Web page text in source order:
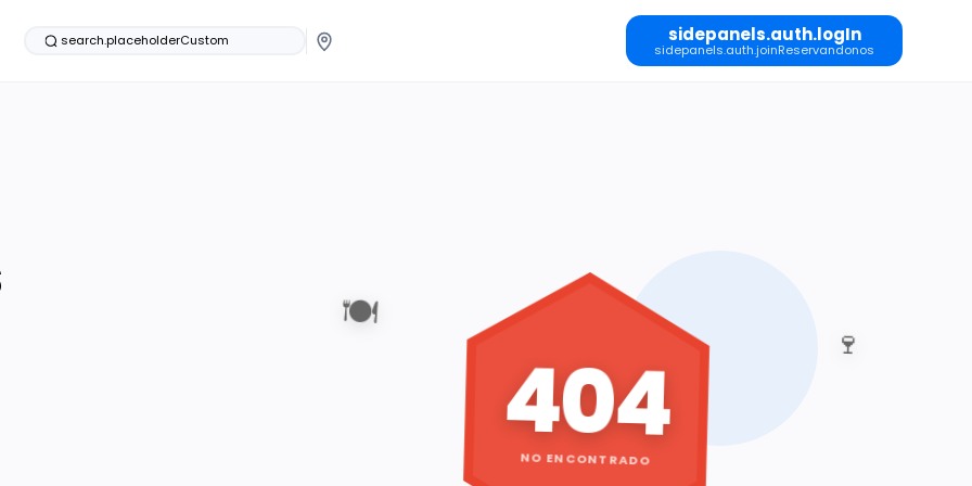
search.placeholderCustom sidepanels.auth.logIn
sidepanels.auth.joinReservandonos
🍽️
🍷
404
NO ENCONTRADO